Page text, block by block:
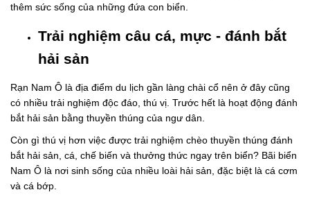
thêm sức sống của những đứa con biển.
Trải nghiệm câu cá, mực - đánh bắt
hải sản
Rạn Nam Ô là địa điểm du lịch gần làng chài cổ nên ở đây cũng
có nhiều trải nghiệm độc đáo, thú vị. Trước hết là hoạt động đánh
bắt hải sản bằng thuyền thúng của ngư dân.
Còn gì thú vị hơn việc được trải nghiệm chèo thuyền thúng đánh
bắt hải sản, cá, chế biến và thưởng thức ngay trên biển? Bãi biển
Nam Ô là nơi sinh sống của nhiều loài hải sản, đặc biệt là cá cơm
và cá bớp.